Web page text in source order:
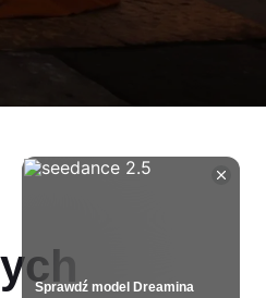
Sprawdź model Dreamina